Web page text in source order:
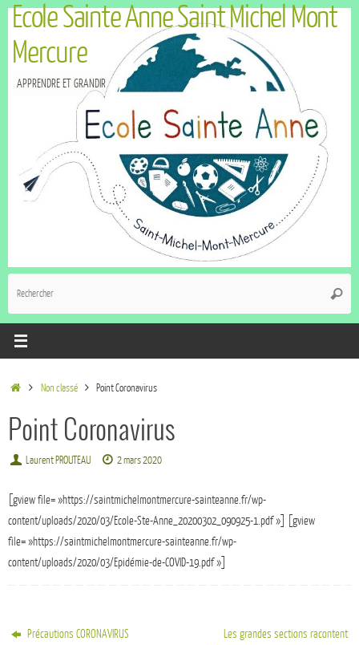
Ecole Sainte Anne Saint Michel Mont
Mercure
APPRENDRE ET GRANDIR
Non classé Point Coronavirus
Point Coronavirus
Laurent PROUTEAU 2 mars 2020
[gview file= »https://saintmichelmontmercure-sainteanne.fr/wp-
content/uploads/2020/03/Ecole-Ste-Anne_20200302_090925-1.pdf »] [gview
file= »https://saintmichelmontmercure-sainteanne.fr/wp-
content/uploads/2020/03/Epidémie-de-COVID-19.pdf »]
Précautions CORONAVIRUS
Les grandes sections racontent